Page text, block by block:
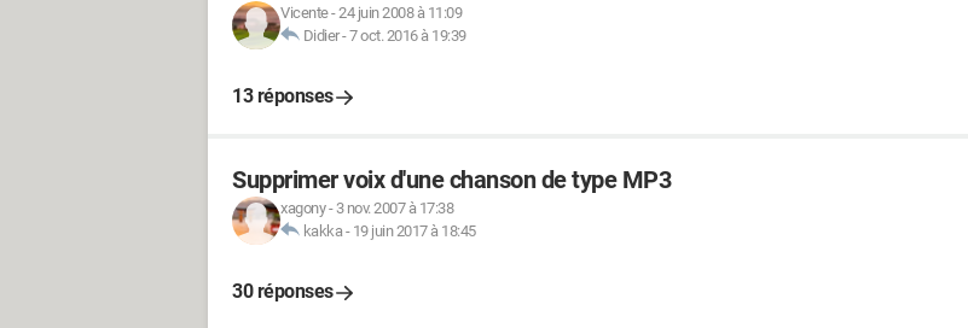
Vicente-24 juin 2008 à 11:09
Didier-7 oct. 2016 à 19:39
13 réponses
Supprimer voix d'une chanson de type MP3
xagony- 3 nov. 2007 à 17:38
kakka- 19 juin 2017 à 18:45
30 réponses